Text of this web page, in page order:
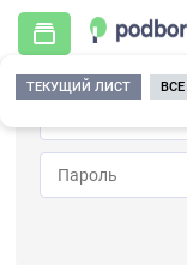
ТЕКУЩИЙ ЛИСТ
Главная / Контрольно-